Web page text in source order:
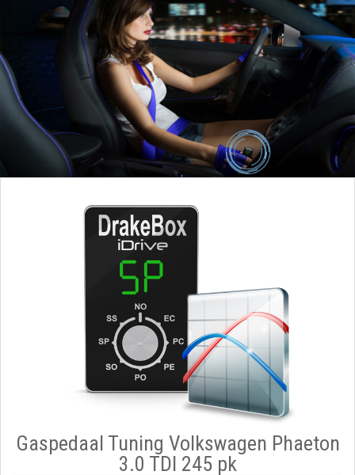
Gaspedaal Tuning Volkswagen Phaeton
3.0 TDI 245 pk